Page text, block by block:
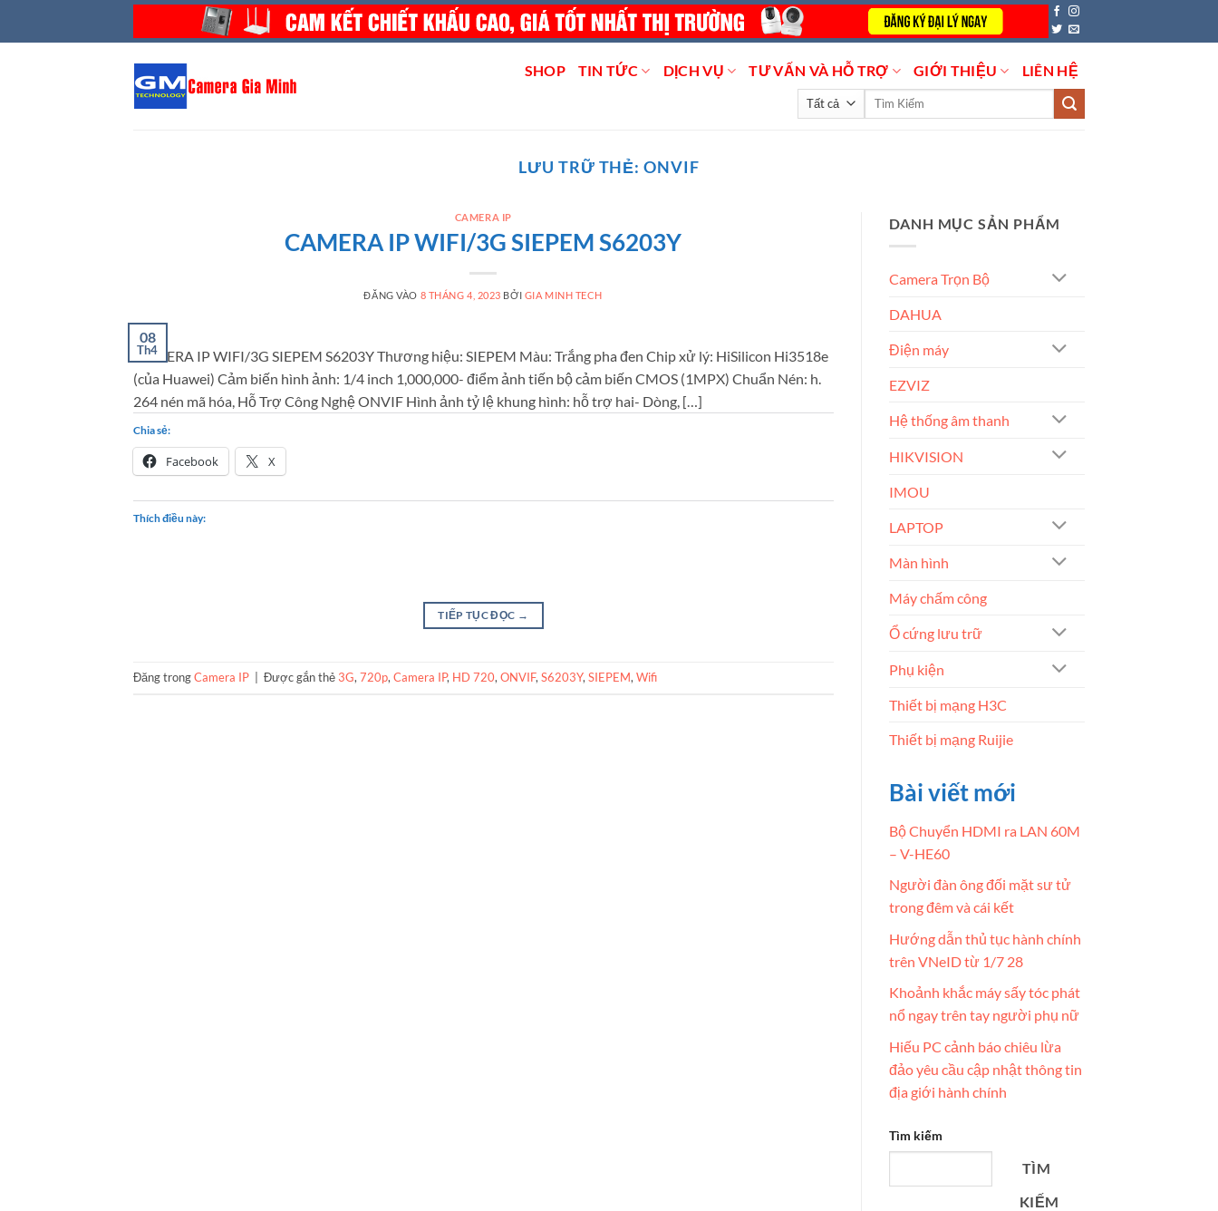
SHOP TIN TỨC DỊCH VỤ TƯ VẤN VÀ HỖ TRỢ GIỚI THIỆU LIÊN HỆ
Tìm
LƯU TRỮ THẺ:ONVIF
CAMERA IP
CAMERA IP WIFI/3G SIEPEM S6203Y
ĐĂNG VÀO 8 THÁNG 4, 2023 BỞI GIA MINH TECH
08
Th4
CAMERA IP WIFI/3G SIEPEM S6203Y Thương hiệu: SIEPEM Màu: Trắng pha đen Chip xử lý: HiSilicon Hi3518e
(của Huawei) Cảm biến hình ảnh: 1/4 inch 1,000,000- điểm ảnh tiến bộ cảm biến CMOS (1MPX) Chuẩn Nén: h.
264 nén mã hóa, Hỗ Trợ Công Nghệ ONVIF Hình ảnh tỷ lệ khung hình: hỗ trợ hai- Dòng, […]
Chia sẻ:
Facebook X
Thích điều này:
TIẾP TỤC ĐỌC →
Đăng trongCamera IP Được gắn thẻ3G, 720p, Camera IP, HD 720, ONVIF, S6203Y, SIEPEM, Wifi
DANH MỤC SẢN PHẨM
Camera Trọn Bộ
DAHUA
Điện máy
EZVIZ
Hệ thống âm thanh
HIKVISION
IMOU
LAPTOP
Màn hình
Máy chấm công
Ổ cứng lưu trữ
Phụ kiện
Thiết bị mạng H3C
Thiết bị mạng Ruijie
Bài viết mới
Bộ Chuyển HDMI ra LAN 60M
– V-HE60
Người đàn ông đối mặt sư tử
trong đêm và cái kết
Hướng dẫn thủ tục hành chính
trên VNeID từ 1/7 28
Khoảnh khắc máy sấy tóc phát
nổ ngay trên tay người phụ nữ
Hiếu PC cảnh báo chiêu lừa
đảo yêu cầu cập nhật thông tin
địa giới hành chính
Tìm kiếm
TÌM
KIẾM